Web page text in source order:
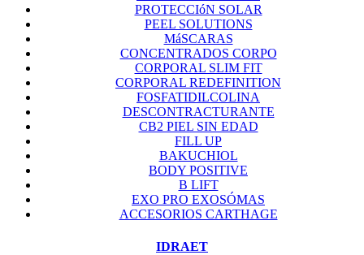
PROTECCIóN SOLAR
PEEL SOLUTIONS
MáSCARAS
CONCENTRADOS CORPO
CORPORAL SLIM FIT
CORPORAL REDEFINITION
FOSFATIDILCOLINA
DESCONTRACTURANTE
CB2 PIEL SIN EDAD
FILL UP
BAKUCHIOL
BODY POSITIVE
B LIFT
EXO PRO EXOSÓMAS
ACCESORIOS CARTHAGE
IDRAET